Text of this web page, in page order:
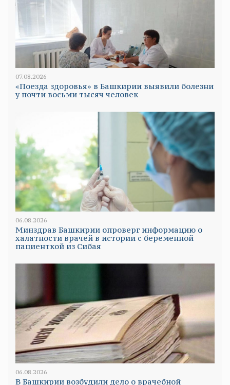
07.08.2026
«Поезда здоровья» в Башкирии выявили болезни
у почти восьми тысяч человек
06.08.2026
Минздрав Башкирии опроверг информацию о
халатности врачей в истории с беременной
пациенткой из Сибая
06.08.2026
В Башкирии возбудили дело о врачебной